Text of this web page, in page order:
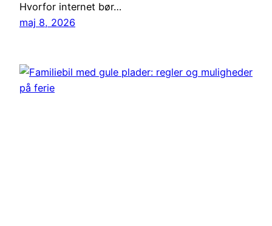
Hvorfor internet bør…
maj 8, 2026